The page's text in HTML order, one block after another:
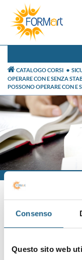
Consenso
Questo sito web
CATALOGO CORSI
OPERARE CON E SENZA
POSSONO OPERARE CON E
Iscrizione
Sei già cliente?
iscrizione: